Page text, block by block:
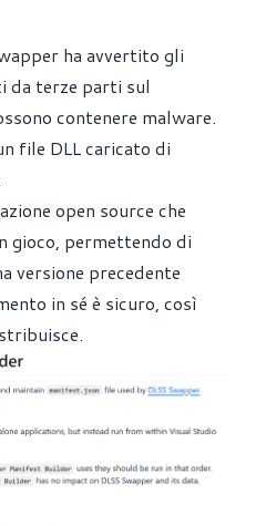
ha avvertito gli
da terze parti sul
contenere malware.
file DLL caricato di
open source che
gioco, permettendo di
versione precedente
in sé è sicuro, così